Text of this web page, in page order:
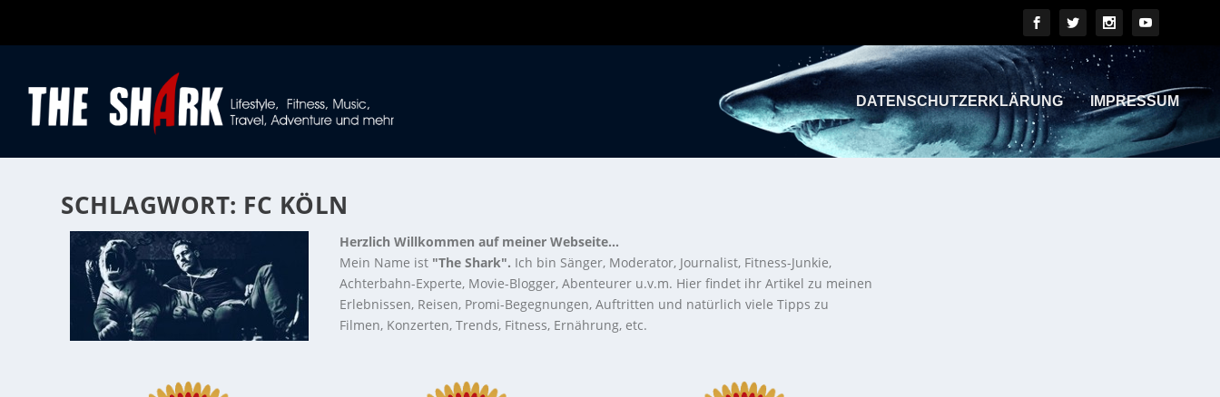
DATENSCHUTZERKLÄRUNG IMPRESSUM
SCHLAGWORT: FC KÖLN
Herzlich Willkommen auf meiner Webseite...
Mein Name ist "The Shark". Ich bin Sänger, Moderator, Journalist, Fitness-Junkie,
Achterbahn-Experte, Movie-Blogger, Abenteurer u.v.m. Hier findet ihr Artikel zu meinen
Erlebnissen, Reisen, Promi-Begegnungen, Auftritten und natürlich viele Tipps zu
Filmen, Konzerten, Trends, Fitness, Ernährung, etc.